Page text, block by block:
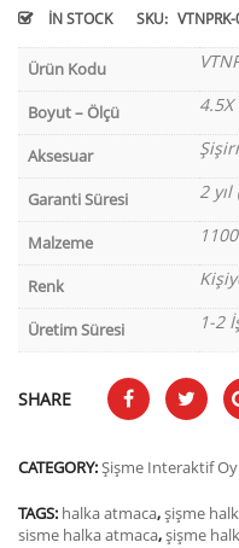
IN STOCK SKU:
Ürün Kodu
Boyut – Ölçü
Aksesuar
Garanti Süresi 2 yıl
Malzeme
Renk
Üretim Süresi 1-2
SHARE
CATEGORY:Şişme Interaktif
TAGS: halka atmaca,şişme
sisme halka atmaca,şişme